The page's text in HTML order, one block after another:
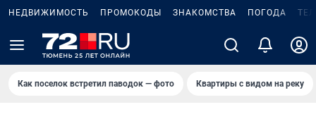
НЕДВИЖИМОСТЬ ПРОМОКОДЫ ЗНАКОМСТВА ПОГОДА
Как поселок встретил паводок — фото Квартиры с видом на реку